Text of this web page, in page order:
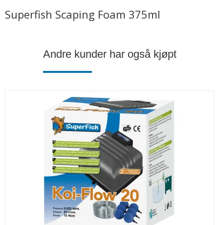
Superfish Scaping Foam 375ml
Andre kunder har også kjøpt